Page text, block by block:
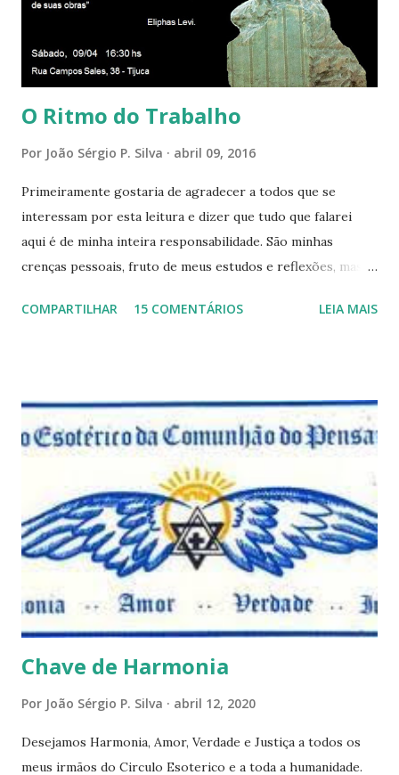
todos os corações de Felicidade e Alegria. Quem quer que
aqui entre, sentirá as vibrações da Divina Harmonia. Há uma
só presença aqui: é a...
O Ritmo do Trabalho
Por João Sérgio P. Silva abril 09, 2016
Primeiramente gostaria de agradecer a todos que se
interessam por esta leitura e dizer que tudo que falarei
aqui é de minha inteira responsabilidade. São minhas
crenças pessoais, fruto de meus estudos e reflexões, mas
porque nem mesmo eu as tenho desta forma. Eu vos
e talvez contraditória a sua própria visão. Durante todo
este mês estaremos debatendo este tema e gostaríamos de
convida-lo a deixar seus comentários e reflexões no final
do texto clicando em novo comentário e acompanhar as
respostas e sugestões dos demais. Não estranhem o fato
de que teremos mais perguntas do que respostas, mais
reflexões do que formulações prontas, pois as perguntas
parecem contribuir mais para o aprendizado do que as
afirmações. Quem de nós pode de fato afirmar alguma coi...
COMPARTILHAR 15 COMENTÁRIOS LEIA MAIS
Chave de Harmonia
Por João Sérgio P. Silva abril 12, 2020
Desejamos Harmonia, Amor, Verdade e Justiça a todos os
meus irmãos do Circulo Esoterico e a toda a humanidade.